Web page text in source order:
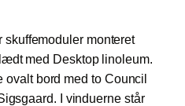
monteret
med Desktop linoleum.
ovalt bord med to Council
I vinduerne står